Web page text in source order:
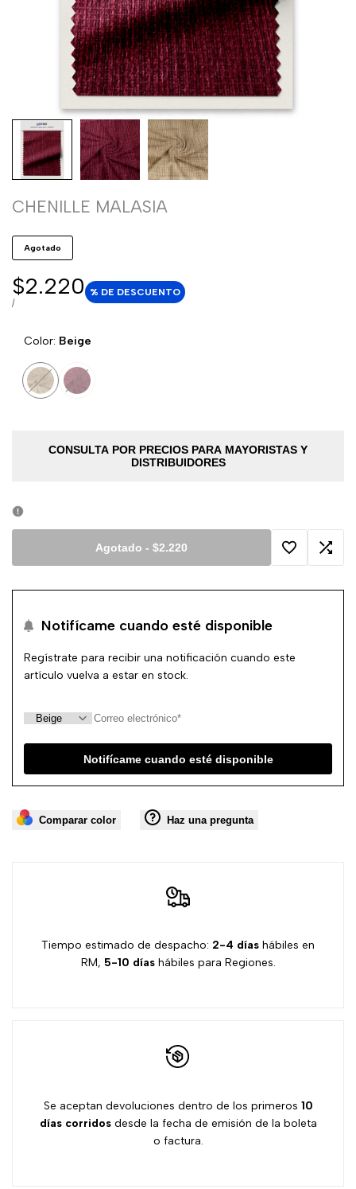
CHENILLE MALASIA
Agotado
Precio
de
venta
$2.220
PRECIO
/POR
% DE DESCUENTO
Color: Beige
CONSULTA POR PRECIOS PARA MAYORISTAS Y
DISTRIBUIDORES
Agotado - $2.220
Agregar
deseos
Notifícame cuando esté disponible
Regístrate para recibir una notificación cuando este
artículo vuelva a estar en stock.
Notifícame cuando esté disponible
Comparar color Haz una pregunta
Tiempo estimado de despacho: 2-4 días hábiles en
RM, 5-10 díashábiles para Regiones.
Se aceptan devoluciones dentro de los primeros 10
días corridosdesde la fecha de emisión de la boleta
o factura.